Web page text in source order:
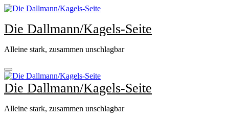
Zum
springen
Die Dallmann/Kagels-Seite
Alleine stark, zusammen unschlagbar
Die Dallmann/Kagels-Seite
Alleine stark, zusammen unschlagbar